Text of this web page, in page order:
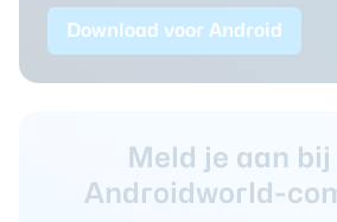
Download voor Android
Meld je aan bij
Androidworld-